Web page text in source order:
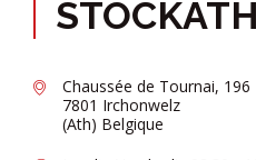
STOCKATH
Chaussée de Tournai, 196
7801 Irchonwelz
(Ath) Belgique